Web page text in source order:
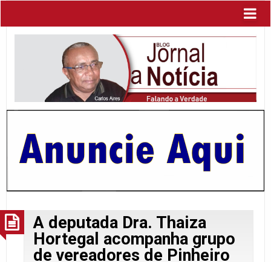
A deputada Dra. Thaiza
Hortegal acompanha grupo
de vereadores de Pinheiro